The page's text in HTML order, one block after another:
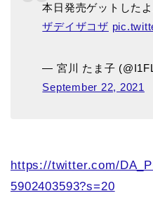
本日発売ゲットした
ザデイザコザ
— 宮川 たま子
September 22, 2021
https://twitter.com/
5902403593?s=20